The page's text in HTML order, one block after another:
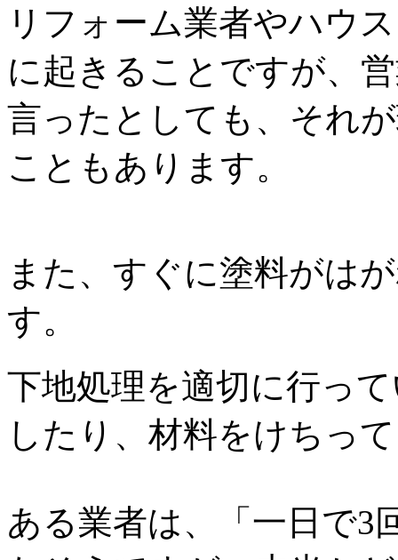
リフォーム業者やハウ
に起きることですが、
言ったとしても、それ
こともあります。
また、すぐに塗料がは
す。
下地処理を適切に行っ
したり、材料をけちっ
ある業者は、「一日で3